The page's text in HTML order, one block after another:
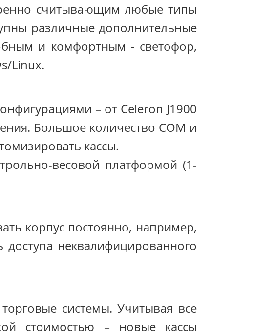
считывающим любые типы
различные дополнительные
и комфортным - светофор,
Linux.
– от Celeron J1900
Большое количество COM и
кассы.
весовой платформой (1-
корпус постоянно, например,
неквалифицированного
системы. Учитывая все
стоимостью – новые кассы